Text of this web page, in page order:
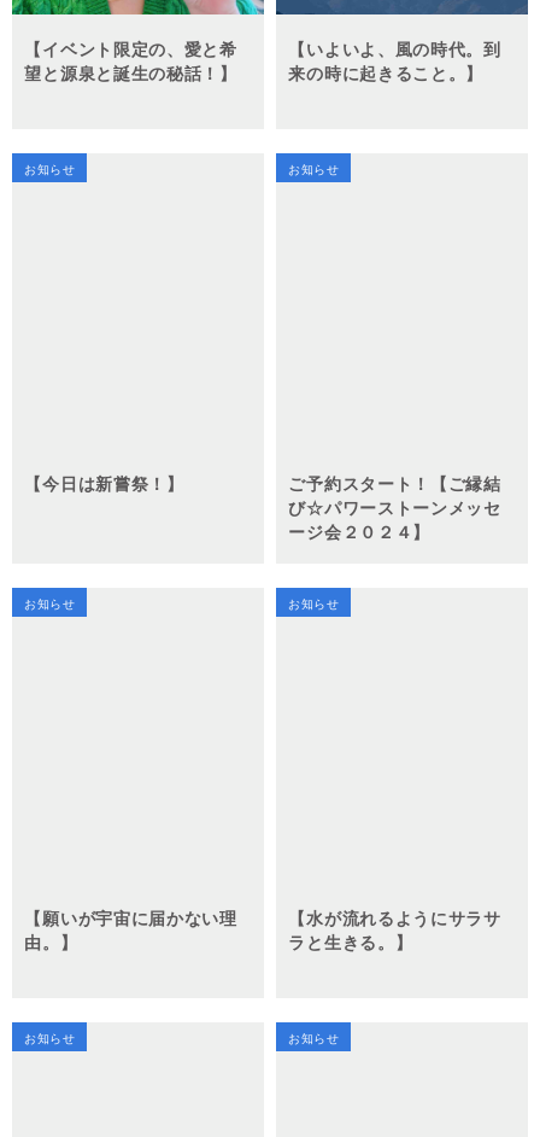
【イベント限定の、愛と希
望と源泉と誕生の秘話！】
【いよいよ、風の時代。到
来の時に起きること。】
お知らせ
【今日は新嘗祭！】
お知らせ
ご予約スタート！【ご縁結
び☆パワーストーンメッセ
ージ会２０２４】
お知らせ
【願いが宇宙に届かない理
由。】
お知らせ
【水が流れるようにサラサ
ラと生きる。】
お知らせ お知らせ